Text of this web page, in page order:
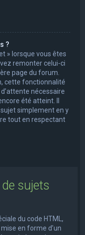
?
» lorsque vous êtes
remonter celui-ci
page du forum.
cette fonctionnalité
nécessaire
été atteint. Il
simplement en y
tout en respectant
sujets
du code HTML,
en forme d’un